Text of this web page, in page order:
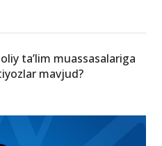
taʼlim muassasalariga
mavjud?